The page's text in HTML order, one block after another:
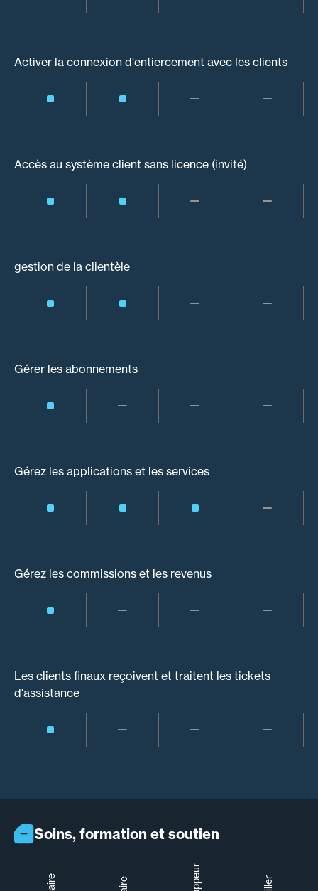
Activer la connexion d'entiercement avec les clients
Accès au système client sans licence (invité)
gestion de la clientèle
Gérer les abonnements
Gérez les applications et les services
Gérez les commissions et les revenus
Les clients finaux reçoivent et traitent les tickets
d'assistance
Soins, formation et soutien